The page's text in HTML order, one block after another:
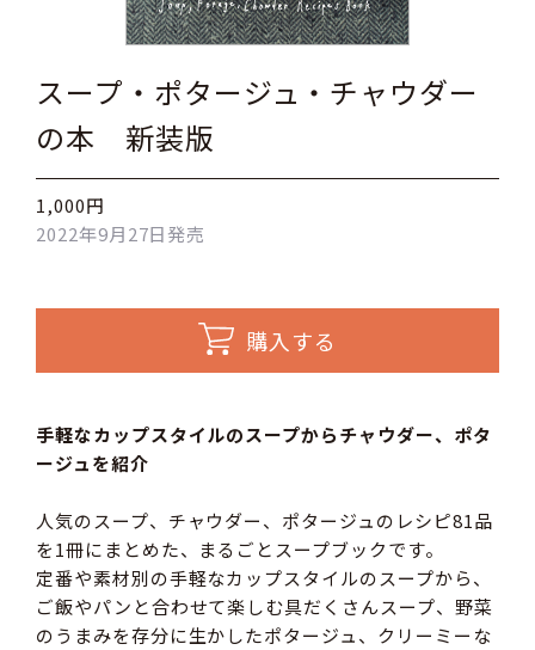
スープ・ポタージュ・チャウダー
の本 新装版
1,000円
2022年9月27日発売
購入する
手軽なカップスタイルのスープからチャウダー、ポタ
ージュを紹介
人気のスープ、チャウダー、ポタージュのレシピ81品
を1冊にまとめた、まるごとスープブックです。
定番や素材別の手軽なカップスタイルのスープから、
ご飯やパンと合わせて楽しむ具だくさんスープ、野菜
のうまみを存分に生かしたポタージュ、クリーミーな